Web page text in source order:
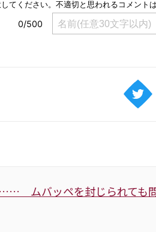
…… ムバッペを封じられても